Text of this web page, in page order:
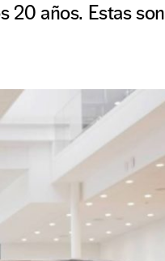
20 años. Estas son